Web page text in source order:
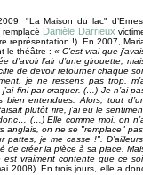
"La Maison du lac"
Danièle Darrieux
représentation !). En 2007,
le théâtre : « C’est vrai que
d’avoir l’air d’une girouette,
de devoir retourner chaque
je ne ressens pas trop,
fini par craquer. (…) Je n’ai
entendues. Alors, tout
plutôt rire, j’ai eu le
(…) Elle comme moi, on
anglais, on ne se "remplace"
pattes, je me casse !".
de créer la pièce à sa place.
est vraiment contente que ce
2008). En trois jours, elle a